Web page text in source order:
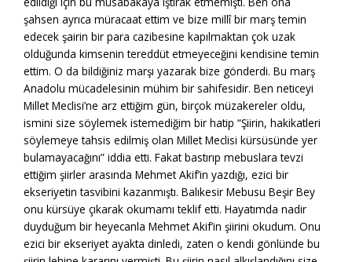
şahsen ayrıca müracaat ettim ve bize millî bir marş temin
edecek şairin bir para cazibesine kapılmaktan çok uzak
olduğunda kimsenin tereddüt etmeyeceğini kendisine temin
ettim. O da bildiğiniz marşı yazarak bize gönderdi. Bu marş
Anadolu mücadelesinin mühim bir sahifesidir. Ben neticeyi
Millet Meclisi’ne arz ettiğim gün, birçok müzakereler oldu,
ismini size söylemek istemediğim bir hatip “Şiirin, hakikatleri
söylemeye tahsis edilmiş olan Millet Meclisi kürsüsünde yer
bulamayacağını” iddia etti. Fakat bastırıp mebuslara tevzi
ettiğim şiirler arasında Mehmet Akif’in yazdığı, ezici bir
ekseriyetin tasvibini kazanmıştı. Balıkesir Mebusu Beşir Bey
onu kürsüye çıkarak okumamı teklif etti. Hayatımda nadir
duyduğum bir heyecanla Mehmet Akif’in şiirini okudum. Onu
ezici bir ekseriyet ayakta dinledi, zaten o kendi gönlünde bu